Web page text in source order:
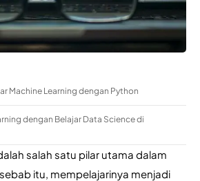
Machine Learning dengan Python
dengan Belajar Data Science di
itu, mempelajarinya menjadi